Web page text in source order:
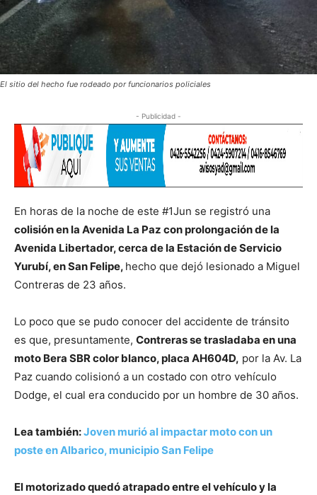
El sitio del hecho fue rodeado por funcionarios policiales
- Publicidad -
En horas de la noche de este #1Jun se registró una
colisión en la Avenida La Paz con prolongación de la
Avenida Libertador, cerca de la Estación de Servicio
Yurubí, en San Felipe, hecho que dejó lesionado a Miguel
Contreras de 23 años.
Lo poco que se pudo conocer del accidente de tránsito
es que, presuntamente, Contreras se trasladaba en una
moto Bera SBR color blanco, placa AH604D, por la Av. La
Paz cuando colisionó a un costado con otro vehículo
Dodge, el cual era conducido por un hombre de 30 años.
Lea también:Joven murió al impactar moto con un
poste en Albarico, municipio San Felipe
El motorizado quedó atrapado entre el vehículo y la